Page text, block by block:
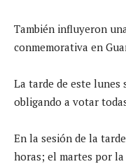
También influyeron
conmemorativa en
La tarde de este lunes
obligando a votar
En la sesión de la
horas; el martes por la